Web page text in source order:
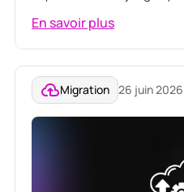
En savoir plus
Migration 26 juin 2026